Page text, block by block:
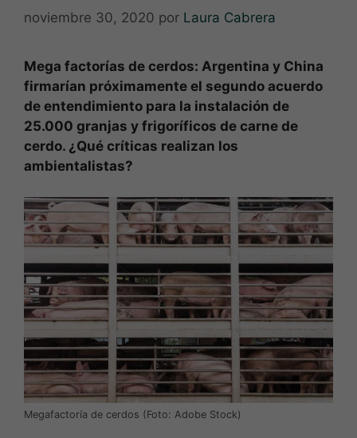
noviembre 30, 2020 por Laura Cabrera
Mega factorías de cerdos: Argentina y China
firmarían próximamente el segundo acuerdo
de entendimiento para la instalación de
25.000 granjas y frigoríficos de carne de
cerdo. ¿Qué críticas realizan los
ambientalistas?
Megafactoría de cerdos (Foto: Adobe Stock)